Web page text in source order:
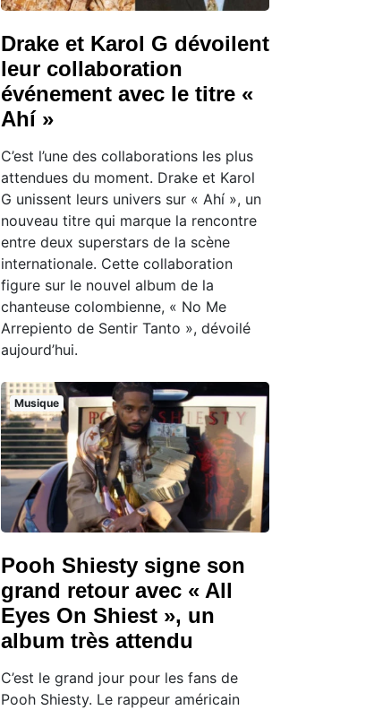
Drake et Karol G dévoilent
leur collaboration
événement avec le titre «
Ahí »
C’est l’une des collaborations les plus
attendues du moment. Drake et Karol
G unissent leurs univers sur « Ahí », un
nouveau titre qui marque la rencontre
entre deux superstars de la scène
internationale. Cette collaboration
figure sur le nouvel album de la
chanteuse colombienne, « No Me
Arrepiento de Sentir Tanto », dévoilé
aujourd’hui.
Musique
Pooh Shiesty signe son
grand retour avec « All
Eyes On Shiest », un
album très attendu
C’est le grand jour pour les fans de
Pooh Shiesty. Le rappeur américain